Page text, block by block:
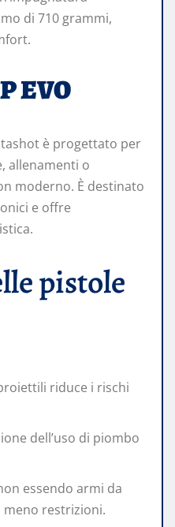
di 710 grammi,
EVO
è progettato per
allenamenti o
moderno. È destinato
e offre
pistole
riduce i rischi
dell’uso di piombo
essendo armi da
meno restrizioni.